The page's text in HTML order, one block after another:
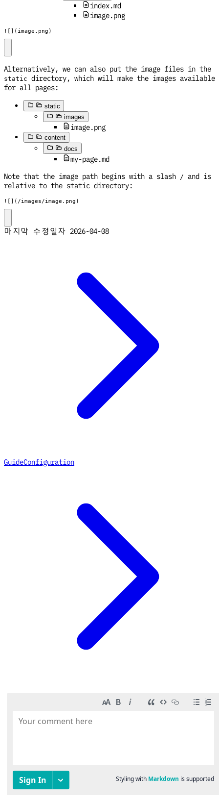
index.md
image.png
![](image.png)
Alternatively, we can also put the image files in the
static directory, which will make the images available
for all pages:
static
images
image.png
content
docs
my-page.md
Note that the image path begins with a slash
/ and is
relative to the static directory:
![](/images/image.png)
마지막 수정일자 2026-04-08
GuideConfiguration